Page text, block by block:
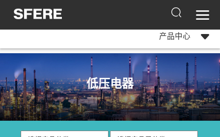
低压电器
产品中心